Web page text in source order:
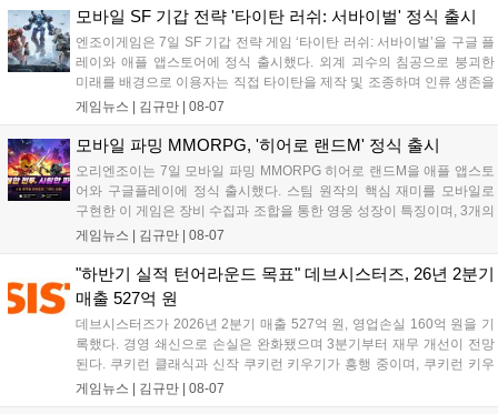
의 오만으로 균열이...
모바일 SF 기갑 전략 '타이탄 러쉬: 서바이벌' 정식 출시
엔조이게임은 7일 SF 기갑 전략 게임 ‘타이탄 러쉬: 서바이벌’을 구글 플
레이와 애플 앱스토어에 정식 출시했다. 외계 괴수의 침공으로 붕괴한
미래를 배경으로 이용자는 직접 타이탄을 제작 및 조종하며 인류 생존을
위한 전투를 펼친다. 지휘관 모집, 피난처 운영, 연맹 협동 콘텐츠가 특징
지원 보상을 제공한다. 상세 내용은 공식 커뮤니티에서 확인 가능하다....
게임뉴스 | 김규만 | 08-07
모바일 파밍 MMORPG, '히어로 랜드M' 정식 출시
오리엔조이는 7일 모바일 파밍 MMORPG 히어로 랜드M을 애플 앱스토
어와 구글플레이에 정식 출시했다. 스팀 원작의 핵심 재미를 모바일로
구현한 이 게임은 장비 수집과 조합을 통한 영웅 성장이 특징이며, 3개의
무기 스킬을 활용한 전략적 전투와 길드전 등 다양한 콘텐츠를 제공한
혜택을 지급하며, 상세 내용은 공식 라운지에서 확인할 수 있다. 이용자
는 게임 접속 및 주요 콘텐츠 플레이를 통해 성장을 지원받을 수 있다....
게임뉴스 | 김규만 | 08-07
"하반기 실적 턴어라운드 목표" 데브시스터즈, 26년 2분기
매출 527억 원
데브시스터즈가 2026년 2분기 매출 527억 원, 영업손실 160억 원을 기
록했다. 경영 쇄신으로 손실은 완화됐으며 3분기부터 재무 개선이 전망
된다. 쿠키런 클래식과 신작 쿠키런 키우기가 흥행 중이며, 쿠키런 키우
기는 13일 첫 업데이트를 시작으로 2주 간격의 콘텐츠를 제공한다. 또한
게임뉴스 | 김규만 | 08-07